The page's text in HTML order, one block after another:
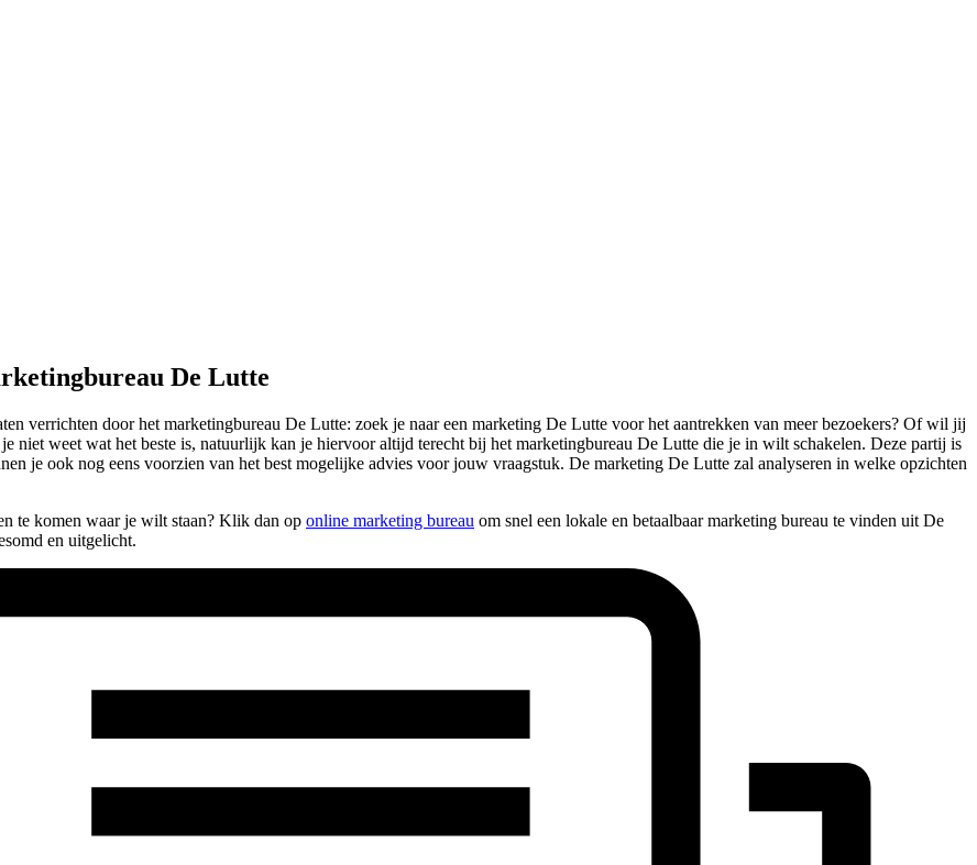
De Lutte
verrichten door het marketingbureau De Lutte: zoek je naar een marketing De Lutte voor het aantrekken van meer bezoekers? Of wil jij
niet weet wat het beste is, natuurlijk kan je hiervoor altijd terecht bij het marketingbureau De Lutte die je in wilt schakelen. Deze partij is
je ook nog eens voorzien van het best mogelijke advies voor jouw vraagstuk. De marketing De Lutte zal analyseren in welke opzichten
te komen waar je wilt staan? Klik dan op online marketing bureau om snel een lokale en betaalbaar marketing bureau te vinden uit De
en uitgelicht.